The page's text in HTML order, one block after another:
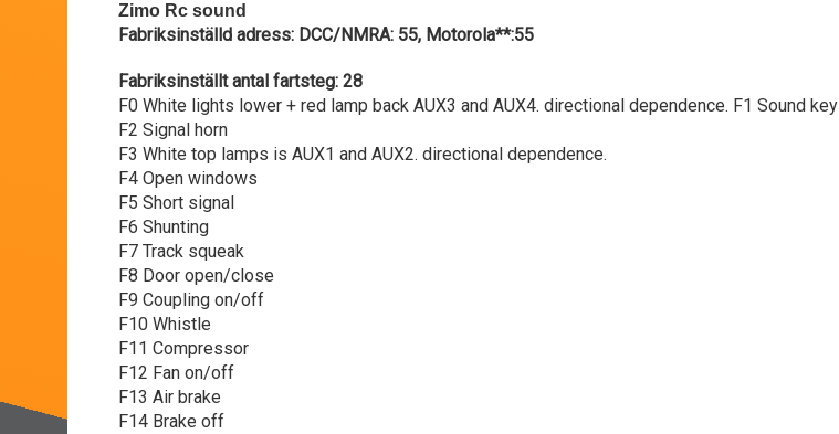
Zimo Rc sound
Fabriksinställd adress: DCC/NMRA: 55, Motorola**:55
Fabriksinställt antal fartsteg: 28
F0 White lights lower + red lamp back AUX3 and AUX4. directional dependence. F1 Sound key
F2 Signal horn
F3 White top lamps is AUX1 and AUX2. directional dependence.
F4 Open windows
F5 Short signal
F6 Shunting
F7 Track squeak
F8 Door open/close
F9 Coupling on/off
F10 Whistle
F11 Compressor
F12 Fan on/off
F13 Air brake
F14 Brake off